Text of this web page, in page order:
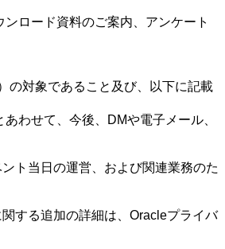
ロード資料のご案内、アンケート
の対象であること及び、以下に記載
わせて、今後、DMや電子メール、
ト当日の運営、および関連業務のた
する追加の詳細は、Oracleプライバ